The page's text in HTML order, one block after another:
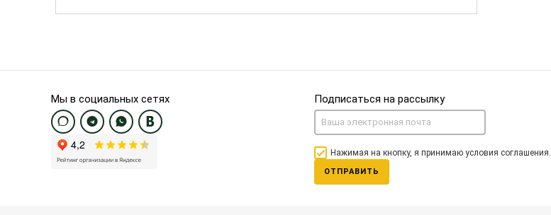
Мы в социальных сетях Подписаться на рассылку
Нажимая на кнопку, я принимаю условия соглашения.
ОТПРАВИТЬ